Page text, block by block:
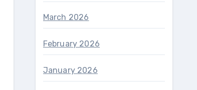
March 2026
February 2026
January 2026